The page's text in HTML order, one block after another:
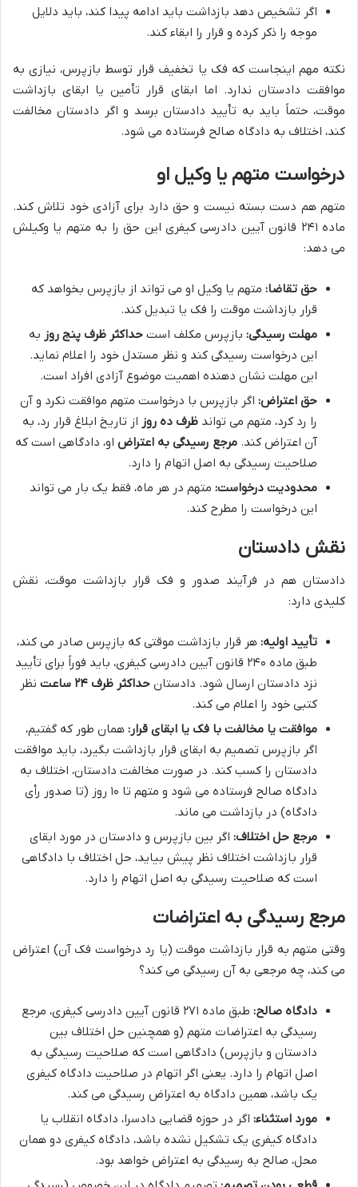
اگر تشخیص دهد بازداشت باید ادامه پیدا کند، باید دلایل
موجه را ذکر کرده و قرار را ابقاء کند.
نکته مهم اینجاست که فک یا تخفیف قرار توسط بازپرس، نیازی به
موافقت دادستان ندارد. اما ابقای قرار تأمین یا ابقای بازداشت
موقت، حتماً باید به تأیید دادستان برسد و اگر دادستان مخالفت
کند، اختلاف به دادگاه صالح فرستاده می شود.
درخواست متهم یا وکیل او
متهم هم دست بسته نیست و حق دارد برای آزادی خود تلاش کند.
ماده ۲۴۱ قانون آیین دادرسی کیفری این حق را به متهم یا وکیلش
می دهد:
حق تقاضا: متهم یا وکیل او می تواند از بازپرس بخواهد که
قرار بازداشت موقت را فک یا تبدیل کند.
مهلت رسیدگی: بازپرس مکلف است حداکثر ظرف پنج روز به
این درخواست رسیدگی کند و نظر مستدل خود را اعلام نماید.
این مهلت نشان دهنده اهمیت موضوع آزادی افراد است.
حق اعتراض: اگر بازپرس با درخواست متهم موافقت نکرد و آن
را رد کرد، متهم می تواند ظرف ده روز از تاریخ ابلاغ قرار رد، به
آن اعتراض کند. مرجع رسیدگی به اعتراض او، دادگاهی است که
صلاحیت رسیدگی به اصل اتهام را دارد.
محدودیت درخواست: متهم در هر ماه، فقط یک بار می تواند
این درخواست را مطرح کند.
نقش دادستان
دادستان هم در فرآیند صدور و فک قرار بازداشت موقت، نقش
کلیدی دارد:
تأیید اولیه: هر قرار بازداشت موقتی که بازپرس صادر می کند،
طبق ماده ۲۴۰ قانون آیین دادرسی کیفری، باید فوراً برای تأیید
نزد دادستان ارسال شود. دادستان حداکثر ظرف ۲۴ ساعت
نظر
کتبی خود را اعلام می کند.
موافقت یا مخالفت با فک یا ابقای قرار: همان طور که گفتیم،
اگر بازپرس تصمیم به ابقای قرار بازداشت بگیرد، باید موافقت
دادستان را کسب کند. در صورت مخالفت دادستان، اختلاف به
دادگاه صالح فرستاده می شود و متهم تا ۱۰ روز (تا صدور رأی
دادگاه) در بازداشت می ماند.
مرجع حل اختلاف: اگر بین بازپرس و دادستان در مورد ابقای
قرار بازداشت اختلاف نظر پیش بیاید، حل اختلاف با دادگاهی
است که صلاحیت رسیدگی به اصل اتهام را دارد.
مرجع رسیدگی به اعتراضات
وقتی متهم به قرار بازداشت موقت (یا رد درخواست فک آن) اعتراض
می کند، چه مرجعی به آن رسیدگی می کند؟
دادگاه صالح:
طبق ماده ۲۷۱ قانون آیین دادرسی کیفری، مرجع
رسیدگی به اعتراضات متهم (و همچنین حل اختلاف بین
دادستان و بازپرس) دادگاهی است که صلاحیت رسیدگی به
اصل اتهام را دارد. یعنی اگر اتهام در صلاحیت دادگاه کیفری
یک باشد، همین دادگاه به اعتراض رسیدگی می کند.
مورد استثناء: اگر در حوزه قضایی دادسرا، دادگاه انقلاب یا
دادگاه کیفری یک تشکیل نشده باشد، دادگاه کیفری دو همان
محل، صالح به رسیدگی به اعتراض خواهد بود.